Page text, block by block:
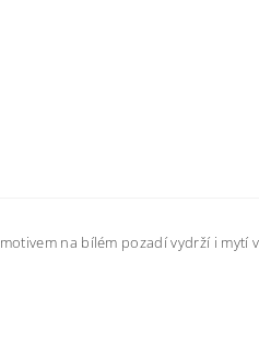
na bílém pozadí vydrží i mytí